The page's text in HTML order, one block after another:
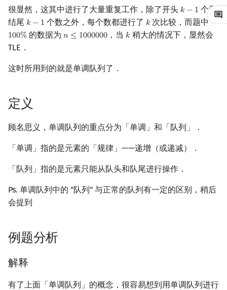
致谢 CLion
Geany
CP Editor
Code::Blocks
Testlib
Polygon
Git
pb_ds
编译优化
Java 进阶 堆排序
桶排序
排序相关 STL
排序应用
二分
倍增
回溯法
Dancing Links
数位 DP
插头 DP
概率 DP
DP 套 DP
DP 优化
Z 函数（扩展 KMP）
AC 自动机
后缀平衡树
广义后缀自动机
后缀树
回文树
序列自动机
Lyndon 分解
弧度制与坐标系
复数
费马小定理 & 欧拉定理
模逆元
阶乘取模
卢卡斯定理
高次剩余 & 单位根
多项式初等函数
常系数齐次线性递推
形式幂级数复合|复合逆
普通生成函数
组合数学
伯努利数
Entringer Number
Pólya 计数
图论计数
线性代数
线性映射
特征多项式
线性规划
概率论
博弈论
序理论
红黑树
左偏红黑树
树分治
动态树分治
最短路问题
生成树问题
连通性相关
环计数问题
最小环
欧拉图
哈密顿图
平面图
旋转卡壳
半平面交
反演变换
计算几何杂项
计算理论基础
字节顺序
在一台机器上规划任务
主元素问题
Garsia–Wachs 算法
Kahan 求和
珂朵莉树/颜色段均摊
很显然，这其中进行了大量重复工作，除了开头 𝑘 − 1
k−1
个和
结尾 𝑘 − 1
k−1 个数之外，每个数都进行了 𝑘
k 次比较，而题中
100%
100% 的数据为𝑛 ≤ 1000000
n ≤1000000 ，当 𝑘
k 稍大的情况下，显然会
TLE．
这时所用到的就是单调队列了．
定义
顾名思义，单调队列的重点分为「单调」和「队列」．
「单调」指的是元素的「规律」——递增（或递减）．
「队列」指的是元素只能从队头和队尾进行操作．
Ps. 单调队列中的 "队列" 与正常的队列有一定的区别，稍后
会提到
例题分析
解释
有了上面「单调队列」的概念，很容易想到用单调队列进行